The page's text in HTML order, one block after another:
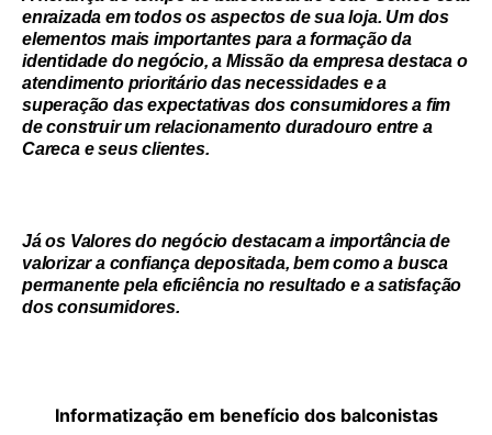
enraizada em todos os aspectos de sua loja. Um dos
elementos mais importantes para a formação da
identidade do negócio, a Missão da empresa destaca o
atendimento prioritário das necessidades e a
superação das expectativas dos consumidores a fim
de construir um relacionamento duradouro entre a
Careca e seus clientes.
Já os Valores do negócio destacam a importância de
valorizar a confiança depositada, bem como a busca
permanente pela eficiência no resultado e a satisfação
dos consumidores.
Informatização em benefício dos balconistas